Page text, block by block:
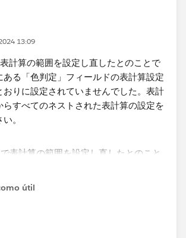
13:09
計算の範囲を設定し直したとのことで
ある「色判定​」フィールドの表計算設定
おりに設定されていませんでした。表計
らすべてのネストされた表計算の設定を
。
útil